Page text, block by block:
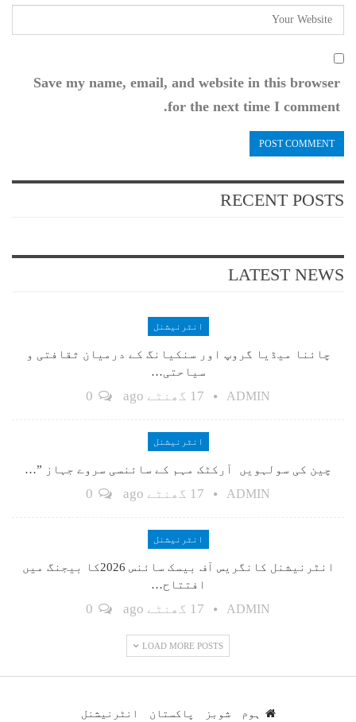
Save my name, email, and website in this browser
for the next time I comment.
RECENT POSTS
LATEST NEWS
انٹرنیشنل
چائنا میڈیا گروپ اور سنکیانگ کے درمیان ثقافتی و
سیاحتی…
ADMIN 17 گھنٹے ago
انٹرنیشنل
چین کی سولہویں آرکٹک مہم کے سائنسی سروے جہاز ”…
ADMIN 17 گھنٹے ago
انٹرنیشنل
انٹرنیشنل کانگریس آف بیسک سائنس 2026کا بیجنگ میں
افتتاح…
ADMIN 17 گھنٹے ago
LOAD MORE POSTS
ہوم شوبز پاکستان انٹرنیشنل